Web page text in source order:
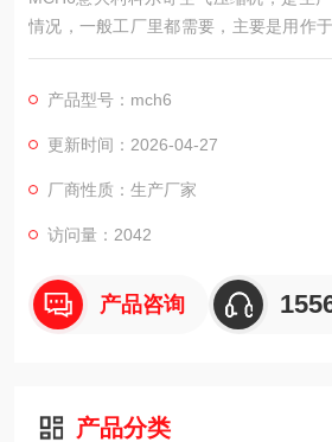
情况，一般工厂里都需要，主要是用作
属于动力设备。还有很多生活中也有需
*，不管是上门保养还是维修，目前售后
户购买解决了后顾之忧。
产品型号：mch6
更新时间：2026-04-27
厂商性质：生产厂家
访问量：2042
产品咨询
产品分类